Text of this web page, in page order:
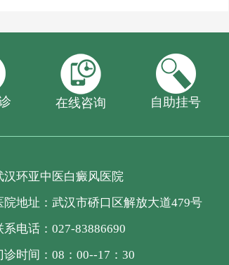
在线咨询 自助挂号
汉环亚中医白癜风医院
院地址：武汉市硚口区解放大道479号
系电话：027-83886690
诊时间：08：00--17：30